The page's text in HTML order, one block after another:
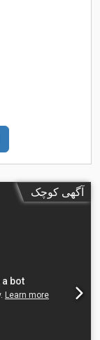
آگهی کوچک